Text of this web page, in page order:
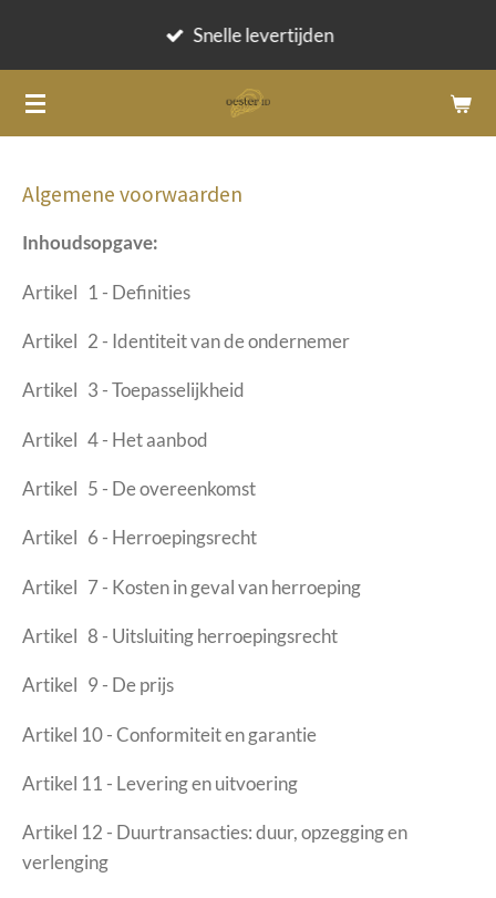
de
Snelle levertijden
Algemene voorwaarden
Inhoudsopgave:
Artikel 1 - Definities
Artikel 2 - Identiteit van de ondernemer
Artikel 3 - Toepasselijkheid
Artikel 4 - Het aanbod
Artikel 5 - De overeenkomst
Artikel 6 - Herroepingsrecht
Artikel 7 - Kosten in geval van herroeping
Artikel 8 - Uitsluiting herroepingsrecht
Artikel 9 - De prijs
Artikel 10 - Conformiteit en garantie
Artikel 11 - Levering en uitvoering
Artikel 12 - Duurtransacties: duur, opzegging en
verlenging